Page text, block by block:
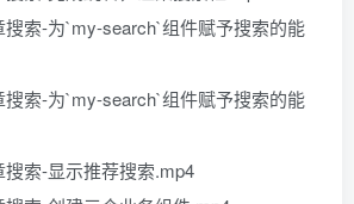
搜索-为`my-search`组件赋予搜索的能
搜索-为`my-search`组件赋予搜索的能
索-显示推荐搜索.mp4